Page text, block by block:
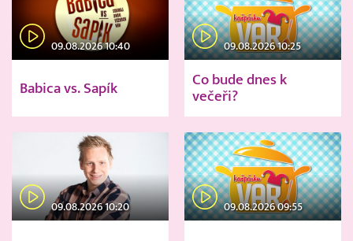
09.08.2026 10:40
Babica vs. Sapík
09.08.2026 10:25
Co bude dnes k
večeři?
09.08.2026 10:20 09.08.2026 09:55